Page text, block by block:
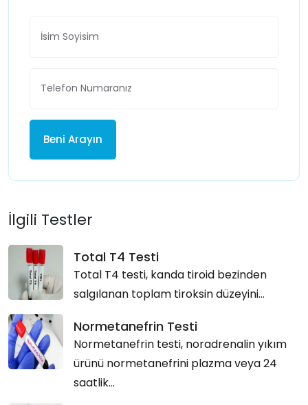
Beni Arayın
İlgili Testler
Total T4 Testi
Total T4 testi, kanda tiroid bezinden
salgılanan toplam tiroksin düzeyini...
Normetanefrin Testi
Normetanefrin testi, noradrenalin yıkım
ürünü normetanefrini plazma veya 24
saatlik...